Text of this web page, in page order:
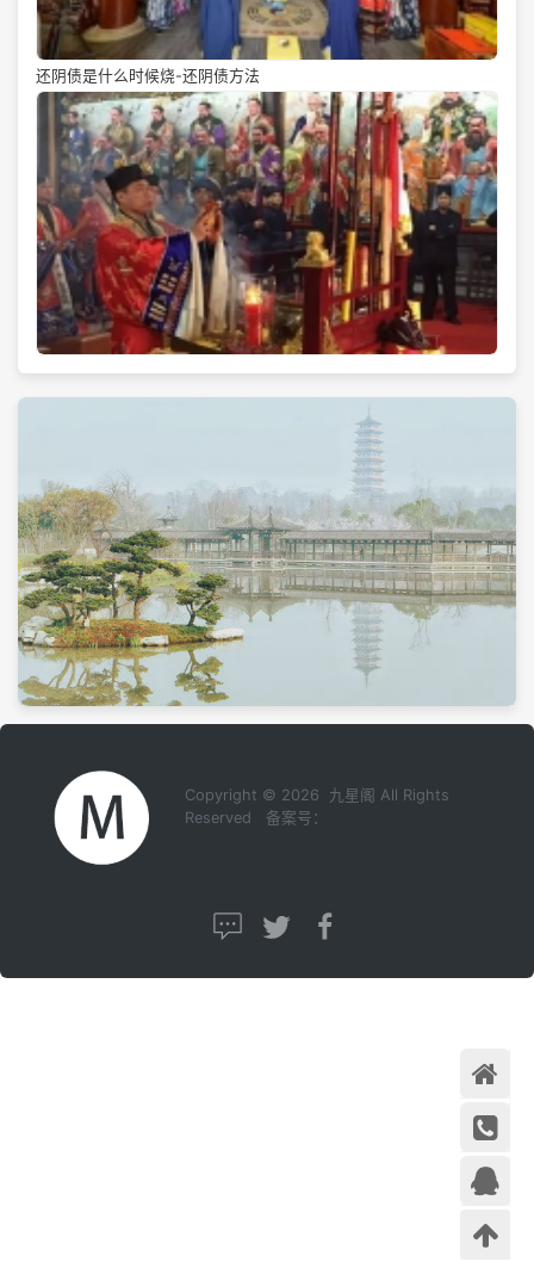
还阴债是什么时候烧-还阴债方法
Copyright © 2026 九星阁 All Rights
Reserved 备案号：
首页
在线咨